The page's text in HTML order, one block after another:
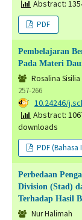
Abstract:
PDF
Pembelajaran
Pada Materi
Rosalina
257-266
DOI: 10.24246/
Abstract:
downloads
PDF (Bahasa
Perbedaan
Division (Stad)
Terhadap Hasil
Nur Halimah